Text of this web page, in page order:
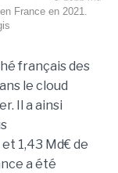
France en 2021.
français des
le cloud
Il a ainsi
1,43 Md€ de
a été